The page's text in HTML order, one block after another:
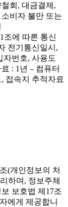
회, 대금결제,
비자 불만 또는
조에 따른 통신
전기통신일시,
자번호, 사용도
: 1년 – 컴퓨터
접속지 추적자료
(개인정보의 처
하며, 정보주체
보호법 제17조
에게 제공합니